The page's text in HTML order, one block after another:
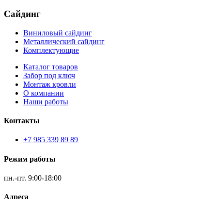
Сайдинг
Виниловый сайдинг
Металлический сайдинг
Комплектующие
Каталог товаров
Забор под ключ
Монтаж кровли
О компании
Наши работы
Контакты
+7 985 339 89 89
Режим работы
пн.-пт. 9:00-18:00
Адреса